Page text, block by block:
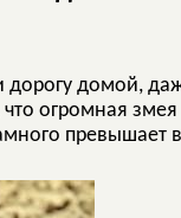
домой,
огромная
превышает